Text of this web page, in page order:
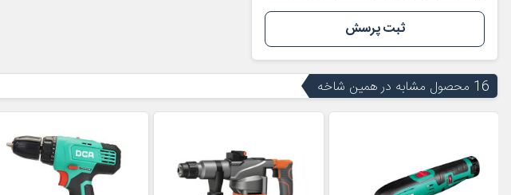
ثبت پرسش
16 محصول مشابه در همین شاخه